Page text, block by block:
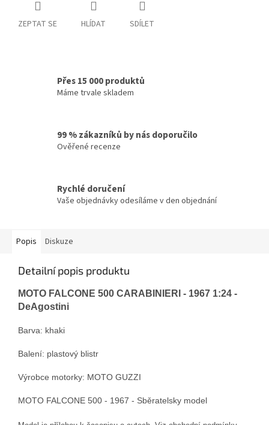
ZEPTAT SE HLÍDAT SDÍLET
Přes 15 000 produktů
Máme trvale skladem
99 % zákazníků by nás doporučilo
Ověřené recenze
Rychlé doručení
Vaše objednávky odesíláme v den objednání
Popis Diskuze
Detailní popis produktu
MOTO FALCONE 500 CARABINIERI - 1967 1:24 -
DeAgostini
Barva: khaki
Balení: plastový blistr
Výrobce motorky: MOTO GUZZI
MOTO FALCONE 500 - 1967 - Sběratelsky model